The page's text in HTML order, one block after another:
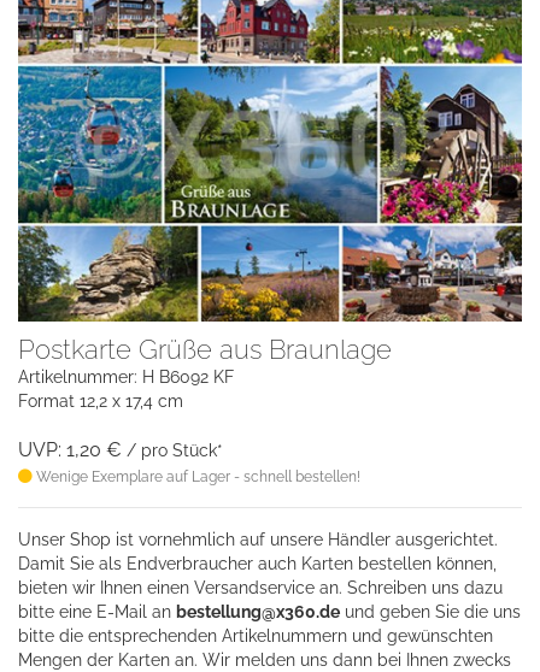
Postkarte Grüße aus Braunlage
Artikelnummer: H B6092 KF
Format 12,2 x 17,4 cm
UVP: 1,20 € / pro Stück*
Wenige Exemplare auf Lager - schnell bestellen!
Unser Shop ist vornehmlich auf unsere Händler ausgerichtet.
Damit Sie als Endverbraucher auch Karten bestellen können,
bieten wir Ihnen einen Versandservice an. Schreiben uns dazu
bitte eine E-Mail an bestellung@x360.de und geben Sie die uns
bitte die entsprechenden Artikelnummern und gewünschten
Mengen der Karten an. Wir melden uns dann bei Ihnen zwecks